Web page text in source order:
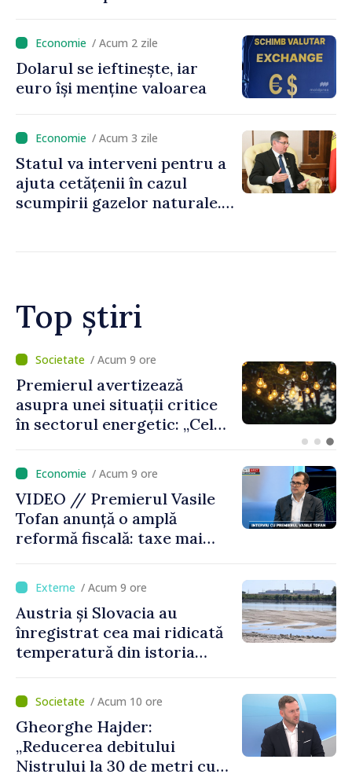
/ Acum 2 zile
Dolarul se ieftinește, iar
euro își menține valoarea
/ Acum 3 zile
Statul va interveni pentru a
ajuta cetățenii în cazul
scumpirii gazelor naturale.
scumpirilor”
Top știri
/ Acum 8 ore
Criza carburanților: Vasile
Tofan anunță că România va
sprijini Republica Moldova
/ Acum 9 ore
VIDEO // Premierul Vasile
Tofan anunță o amplă
reformă fiscală: taxe mai
mari pentru bănci, tutun și
jocurile de noroc
/ Acum 9 ore
Austria și Slovacia au
înregistrat cea mai ridicată
temperatură din istoria
/ Acum 10 ore
Gheorghe Hajder:
„Reducerea debitului
Nistrului la 30 de metri cubi